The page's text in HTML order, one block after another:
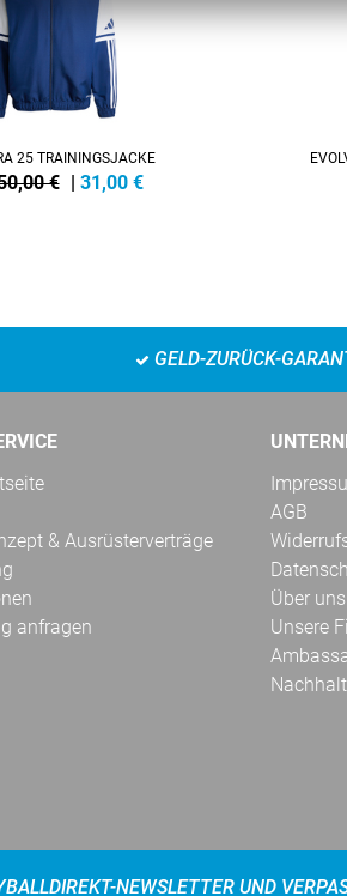
25 TRAININGSJACKE
€ | 31,00 €
GELD-ZURÜCK-
& Ausrüsterverträge
anfragen
AGB
Über uns
Unsere
NEWSLETTER UND